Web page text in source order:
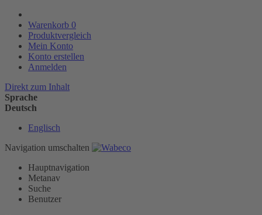
Warenkorb 0
Produktvergleich
Mein Konto
Konto erstellen
Anmelden
Direkt zum Inhalt
Sprache
Deutsch
Englisch
Navigation umschalten
Hauptnavigation
Metanav
Suche
Benutzer